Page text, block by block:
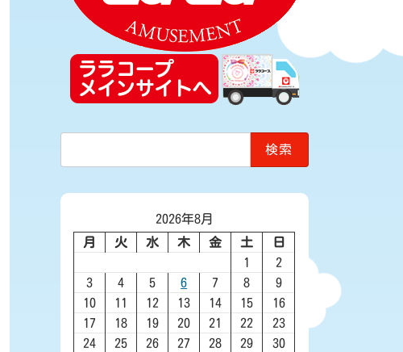
検
2026年8月
月
火 水 木 金 土
日
1
2
3
4 5 6 7 8
9
10
11 12 13 14 15
16
17
18 19 20 21 22
23
24
25 26 27 28 29
30